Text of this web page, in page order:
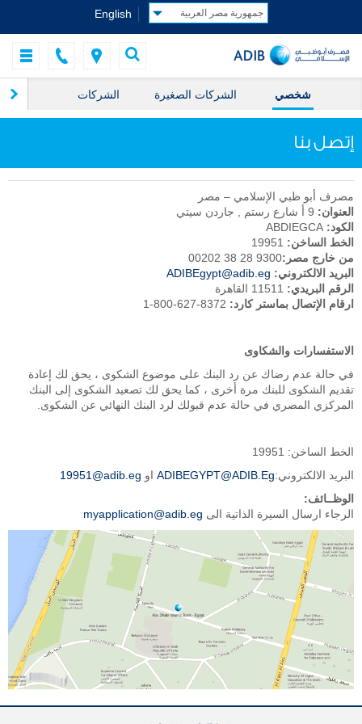
English
الشركات الشركات الصغيرة شخصي
إتصل بنا
مصرف أبو ظبي الإسلامي – مصر
العنوان:
الكود: ABDIEGCA
الخط الساخن:
من خارج مصر:9300 28 38 00202
البريد الالكتروني: ADIBEgypt@adib.eg
الرقم البريدي: 11511 القاهرة
ارقام الإتصال بماستر كارد:
الاستفسارات والشكاوى
في حالة عدم رضاك عن رد البنك على موضوع الشكوى ، يحق لك إعادة
تقديم الشكوى للبنك مرة أخرى ، كما يحق لك تصعيد الشكوى إلى البنك
المركزي المصري في حالة عدم قبولك لرد البنك النهائي عن الشكوى.
الخط الساخن: 19951
البريد الالكتروني:ADIBEGYPT@ADIB.Eg او 19951@adib.eg
الوظــائف:
الرجاء ارسال السيرة الذاتية الى myapplication@adib.eg